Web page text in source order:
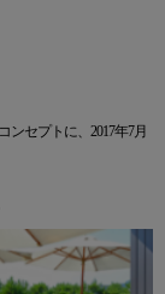
ンセプトに、2017年7月